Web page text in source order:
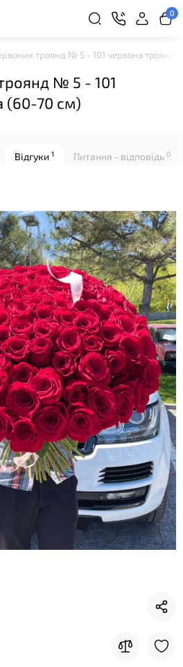
0
троянд № 5 - 101 червона
№ 5 - 101
(60-70 см)
Відгуки 1 Питання - відповідь 0